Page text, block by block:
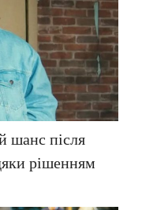
шанс після
рішенням